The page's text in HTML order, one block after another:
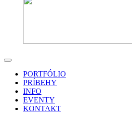
PORTFÓLIO
PRÍBEHY
INFO
EVENTY
KONTAKT